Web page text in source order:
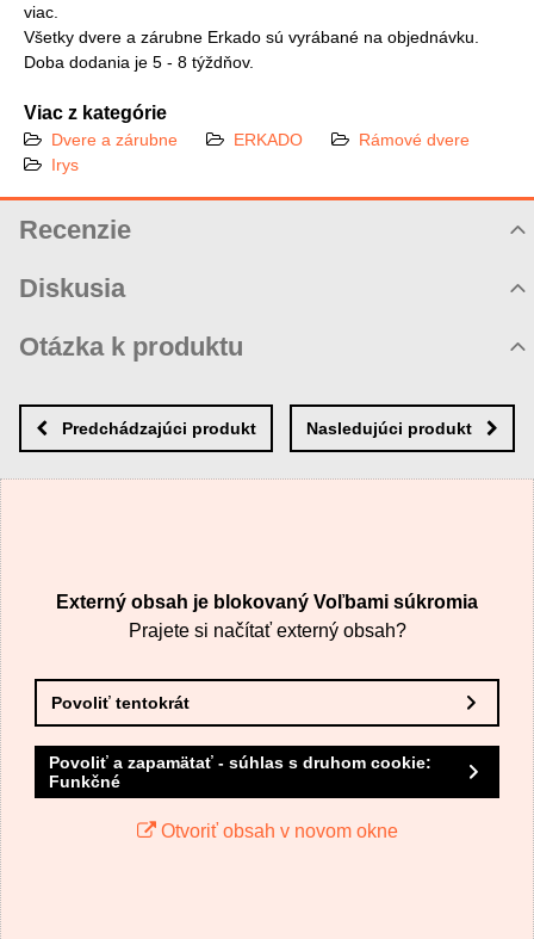
viac.
Všetky dvere a zárubne Erkado sú vyrábané na objednávku.
Doba dodania je 5 - 8 týždňov.
Viac z kategórie
Dvere a zárubne ERKADO
Rámové dvere
Irys
Recenzie
Diskusia
Zatiaľ nie sú žiadne komentáre! Buďte prvý!
Nový komentár
Otázka k produktu
MENO
VAŠA OTÁZKA K PRODUKTU
Odoslať
Predchádzajúci produkt Nasledujúci produkt
Externý obsah je blokovaný Voľbami súkromia
Prajete si načítať externý obsah?
Povoliť tentokrát
Povoliť a zapamätať - súhlas s druhom cookie:
Funkčné
Otvoriť obsah v novom okne